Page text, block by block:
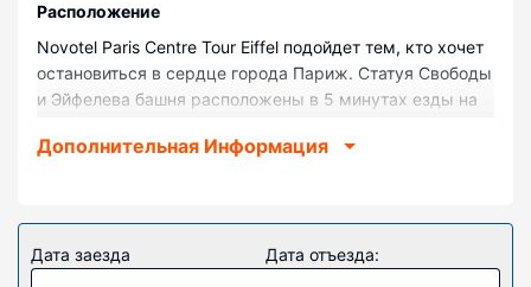
Pасположение
Novotel Paris Centre Tour Eiffel подойдет тем, кто хочет
остановиться в сердце города Париж. Статуя Свободы
и Эйфелева башня расположены в 5 минутах езды на
прекрасным расположением: Выставочный центр Paris
Почувствуйте себя как дома в одном из 764 номеров с
Дополнительная Информация
Дата заезда Дата отъезда: